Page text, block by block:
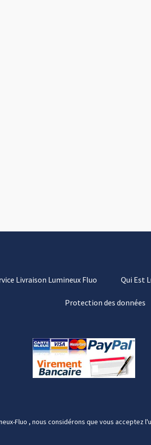
Livraison Lumineux Fluo Qui Est
Protection des données
Fluo , nous considérons que vous acceptez